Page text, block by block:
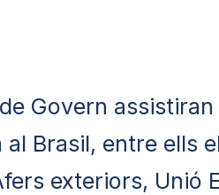
Govern
Brasil, entre ells
exteriors, Unió